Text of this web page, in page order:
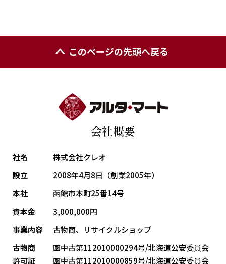
このページの先頭へ戻る
会社概要
社名
株式会社クレオ
設立
2008年4月8日（創業2005年）
本社
函館市本町25番14号
資本金
3,000,000円
事業内容
古物商、リサイクルショップ
古物商
許可証
函中古第112010000294号/北海道公安委員会
函中古第112010000859号/北海道公安委員会